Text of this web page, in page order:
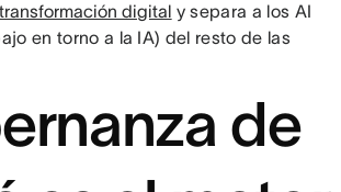
transformación digital y separa a los AI
en torno a la IA) del resto de las
de